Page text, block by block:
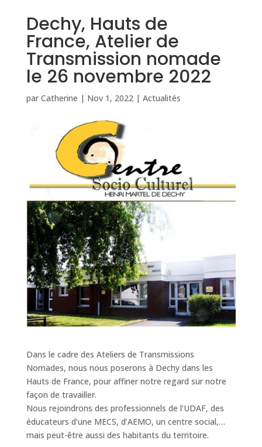
Dechy, Hauts de
France, Atelier de
Transmission nomade
le 26 novembre 2022
par Catherine | Nov 1, 2022| Actualités
Dans le cadre des Ateliers de Transmissions
Nomades, nous nous poserons à Dechy dans les
Hauts de France, pour affiner notre regard sur notre
façon de travailler.
Nous rejoindrons des professionnels de l’UDAF, des
éducateurs d’une MECS, d’AEMO, un centre social,…
mais peut-être aussi des habitants du territoire.